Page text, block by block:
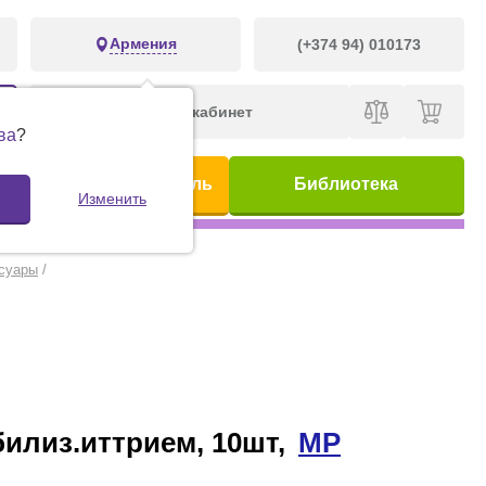
Армения (+374 94) 010173
?
Изменить
Личный кабинет
Предметный указатель Библиотека
/
10шт, MP